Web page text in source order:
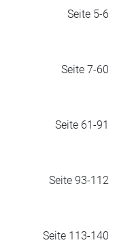
Seite 5-6
Seite 7-60
Seite 61-91
Seite 93-112
Seite 113-140